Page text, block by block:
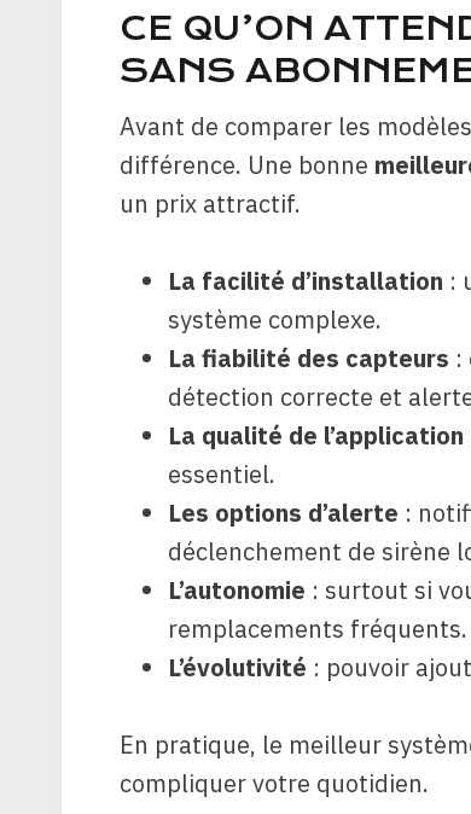
CE QU’ON
SANS
Avant de comparer les
différence. Une bonne
un prix attractif.
La facilité d’installation :
système complexe.
La fiabilité des capteurs :
détection correcte et
La qualité de l’application
essentiel.
Les options d’alerte :
déclenchement de sirène
L’autonomie : surtout si
remplacements fréquents.
L’évolutivité : pouvoir
En pratique, le meilleur
compliquer votre quotidien.